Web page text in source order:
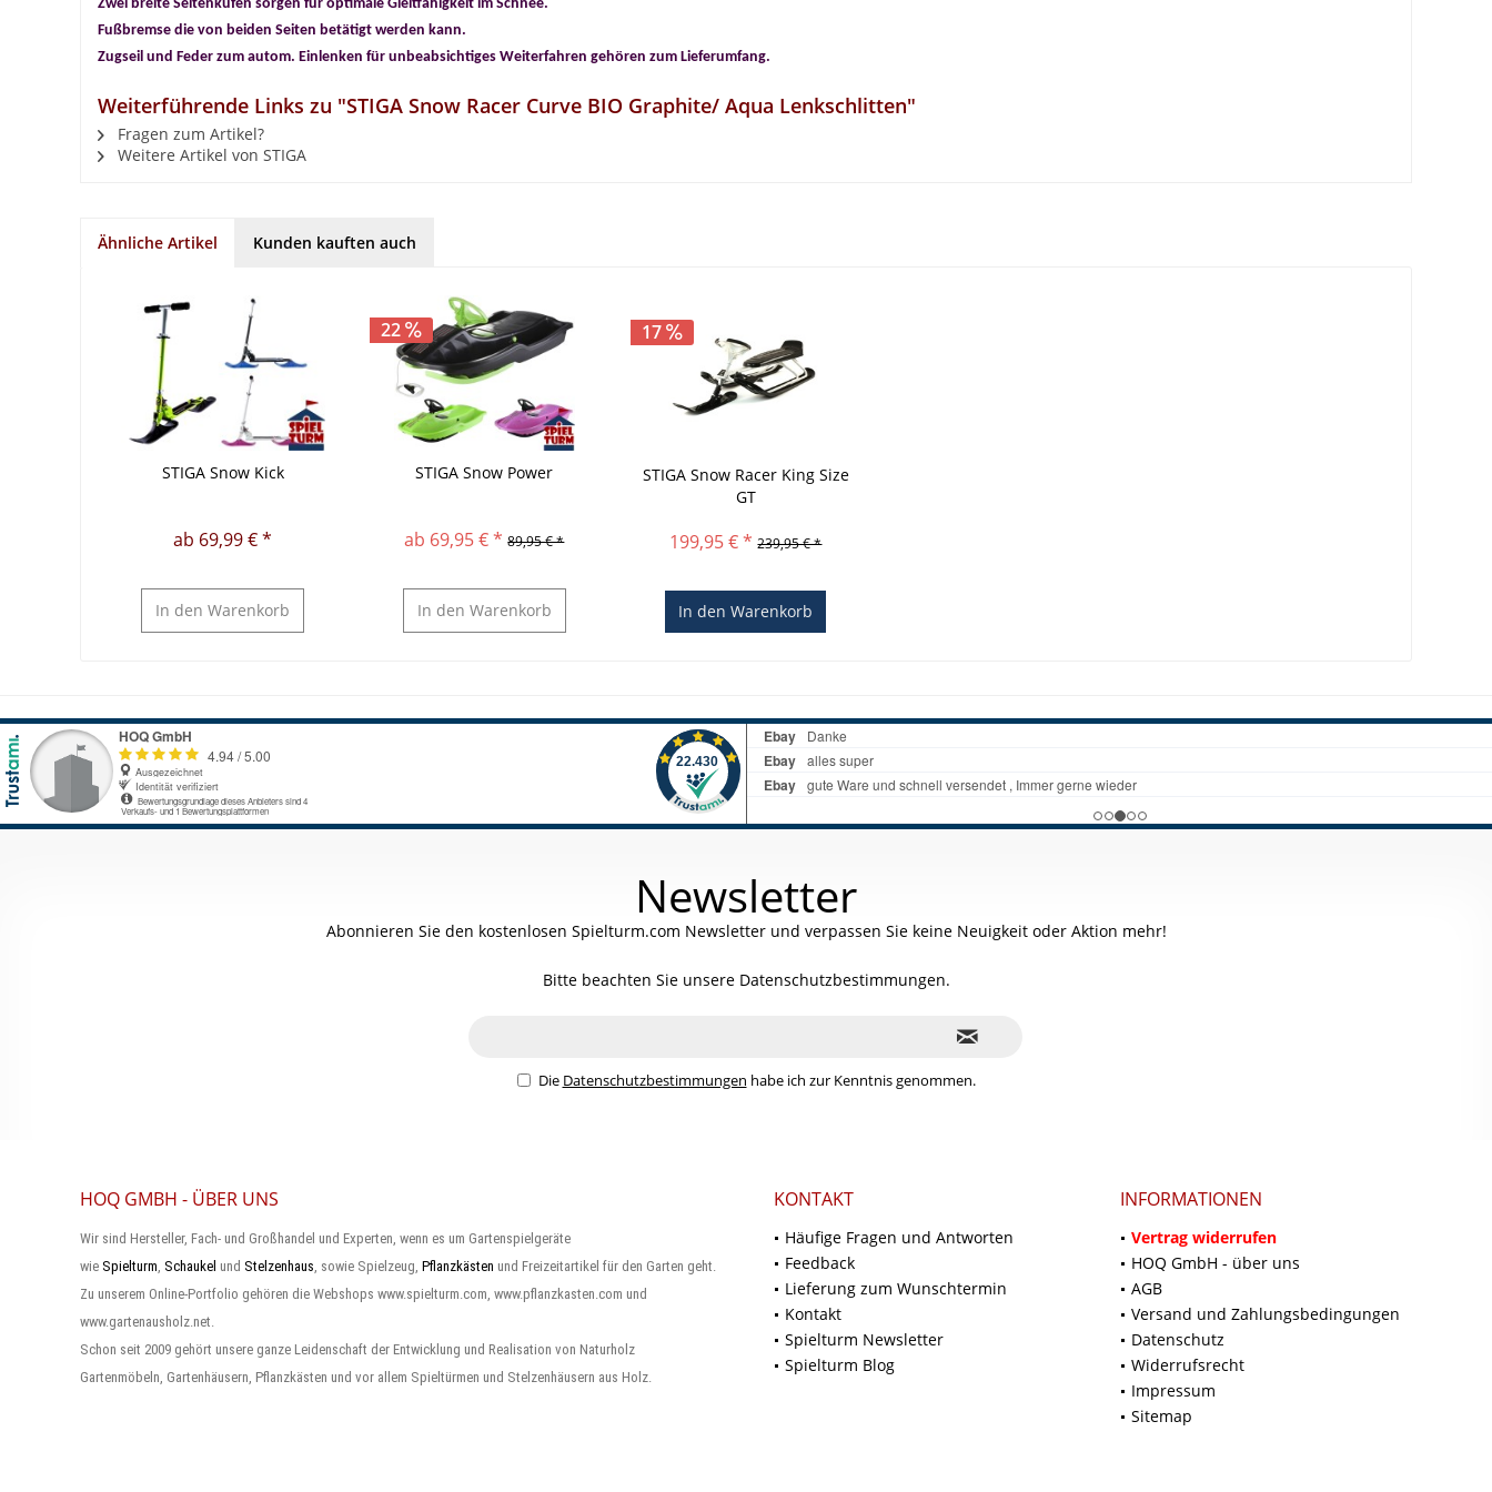
Zwei breite Seitenkufen sorgen für optimale Gleitfähigkeit im Schnee.
Fußbremse die von beiden Seiten betätigt werden kann.
Zugseil und Feder zum autom. Einlenken für unbeabsichtiges Weiterfahren gehören zum Lieferumfang.
Weiterführende Links zu "STIGA Snow Racer Curve BIO Graphite/ Aqua Lenkschlitten"
Fragen zum Artikel?
Weitere Artikel von STIGA
Ähnliche Artikel Kunden kauften auch
STIGA Snow Kick
ab 69,99 € *
In den Warenkorb
22
STIGA Snow Power
ab 69,95 € * 89,95 € *
In den Warenkorb
17
STIGA Snow Racer King Size
GT
199,95 € * 239,95 € *
In den Warenkorb
Newsletter
Abonnieren Sie den kostenlosen Spielturm.com Newsletter und verpassen Sie keine Neuigkeit oder Aktion mehr!
Bitte beachten Sie unsere Datenschutzbestimmungen.
Die Datenschutzbestimmungen habe ich zur Kenntnis genommen.
HOQ GMBH - ÜBER UNS
Wir sind Hersteller, Fach- und Großhandel und Experten, wenn es um Gartenspielgeräte
wie Spielturm Schaukel und Stelzenhaus , sowie Spielzeug, Pflanzkästen und Freizeitartikel für den Garten geht.
Zu unserem Online-Portfolio gehören die Webshops www.spielturm.com, www.pflanzkasten.com und
www.gartenausholz.net.
Schon seit 2009 gehört unsere ganze Leidenschaft der Entwicklung und Realisation von Naturholz
Gartenmöbeln, Gartenhäusern, Pflanzkästen und vor allem Spieltürmen und Stelzenhäusern aus Holz.
KONTAKT
Häufige Fragen und Antworten
Feedback
Lieferung zum Wunschtermin
Kontakt
Spielturm Newsletter
Spielturm Blog
INFORMATIONEN
Vertrag widerrufen
HOQ GmbH - über uns
AGB
Versand und Zahlungsbedingungen
Datenschutz
Widerrufsrecht
Impressum
Sitemap